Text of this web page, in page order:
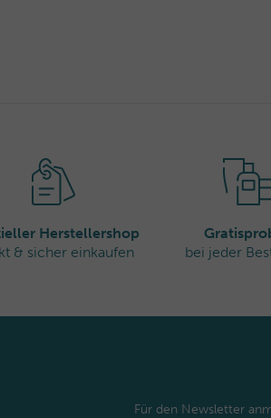
sur Argens, Frankreich
Herstellershop
& sicher einkaufen
bei jeder
Für den Newsletter